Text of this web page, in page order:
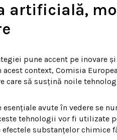
artificială,
pune accent pe inovare
acest context, Comisia
care să susțină noile
avute în vedere se
tehnologii vor fi utilizate
substanțelor chimice